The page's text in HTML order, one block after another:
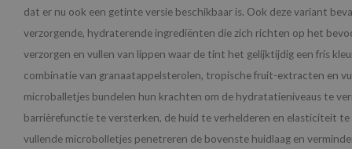
dat er nu ook een getinte versie beschikbaar is. Ook deze variant
verzorgende, hydraterende ingrediënten die zich richten op het
verzorgen en vullen van lippen waar de tint het gelijktijdig een fris
combinatie van granaatappelsterolen, tropische fruit-extracten en
microballetjes bundelen hun krachten om de hydratatieniveaus te
barrièrefunctie te versterken, de huid te verhelderen en elasticiteit
vullende microbolletjes penetreren de bovenste huidlaag en